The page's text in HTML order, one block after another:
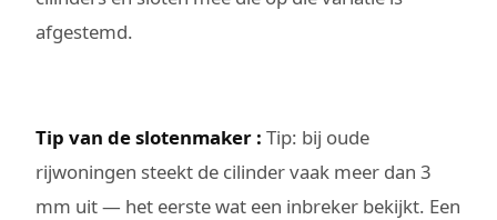
afgestemd.
Tip van de slotenmaker : Tip: bij oude
rijwoningen steekt de cilinder vaak meer dan 3
mm uit — het eerste wat een inbreker bekijkt. Een